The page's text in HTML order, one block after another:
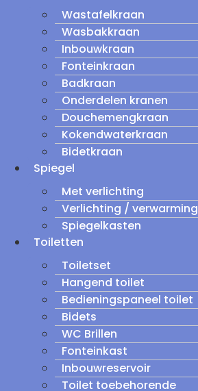
Wastafelkraan
Wasbakkraan
Inbouwkraan
Fonteinkraan
Badkraan
Onderdelen kranen
Douchemengkraan
Kokendwaterkraan
Bidetkraan
Spiegel
Met verlichting
Verlichting / verwarming
Spiegelkasten
Toiletten
Toiletset
Hangend toilet
Bedieningspaneel toilet
Bidets
WC Brillen
Fonteinkast
Inbouwreservoir
Toilet toebehorende